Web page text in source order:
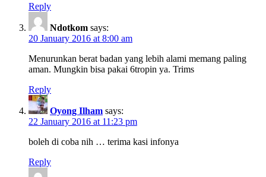
Reply
Ndotkom says:
20 January 2016 at 8:00 am
Menurunkan berat badan yang lebih alami memang paling
aman. Mungkin bisa pakai 6tropin ya. Trims
Reply
Oyong Ilham says:
22 January 2016 at 11:23 pm
boleh di coba nih … terima kasi infonya
Reply